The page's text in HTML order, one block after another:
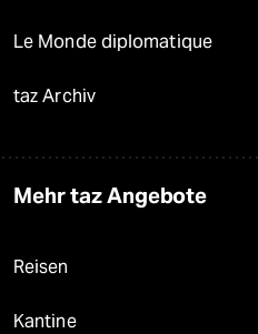
Le Monde diplomatique
taz Archiv
Mehr taz Angebote
Reisen
Kantine